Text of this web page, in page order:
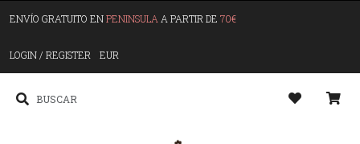
ENVÍO GRATUITO ENPENINSULA A PARTIR DE 70€
LOGIN / REGISTER EUR